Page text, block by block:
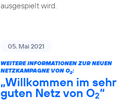
ausgespielt wird.
05. Mai 2021
WEITERE INFORMATIONEN ZUR NEUEN
NETZKAMPAGNE VON O2:
„Willkommen im sehr
guten Netz von O2“